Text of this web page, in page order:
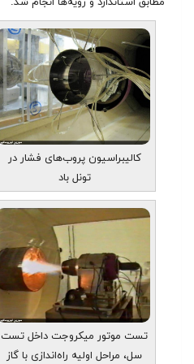
کالیبراسیون پروب‌های فشار در
تونل باد
تست موتور میکروجت داخل تست
سل، مراحل اولیه راه‌اندازی با گاز